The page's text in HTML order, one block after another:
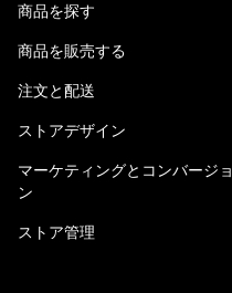
商品を探す
商品を販売する
注文と配送
ストアデザイン
マーケティングとコンバージョ
ン
ストア管理